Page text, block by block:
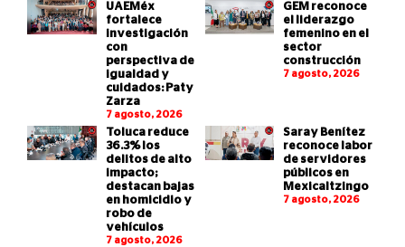
UAEMéx
fortalece
investigación
con
perspectiva de
igualdad y
cuidados: Paty
Zarza
7 agosto, 2026
GEM reconoce
el liderazgo
femenino en el
sector
construcción
7 agosto, 2026
Toluca reduce
36.3% los
delitos de alto
impacto;
destacan bajas
en homicidio y
robo de
vehículos
7 agosto, 2026
Saray Benítez
reconoce labor
de servidores
públicos en
Mexicaltzingo
7 agosto, 2026